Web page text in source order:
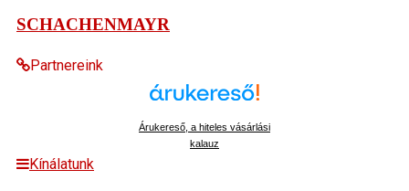
SCHACHENMAYR
Partnereink
Árukereső, a hiteles vásárlási
kalauz
Kínálatunk